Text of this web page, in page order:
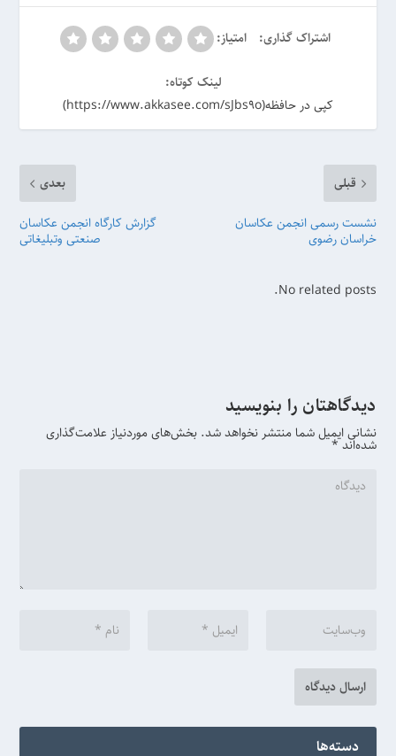
اشتراک گذاری: امتیاز:
لینک کوتاه:
کپی در حافظه(https://www.akkasee.com/sJbs9o)
قبلی
نشست رسمی انجمن عکاسان
خراسان رضوی
بعدی
گزارش کارگاه انجمن عکاسان
صنعتی وتبلیغاتی
No related posts.
دیدگاهتان را بنویسید
نشانی ایمیل شما منتشر نخواهد شد. بخش‌های موردنیاز علامت‌گذاری
شده‌اند*
دسته‌ها